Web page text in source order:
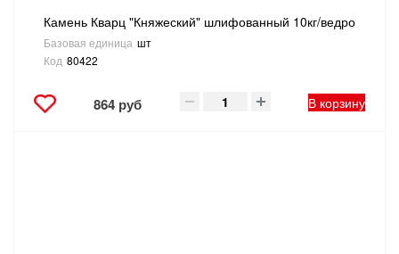
Камень Кварц "Княжеский" шлифованный 10кг/ведро
Базовая единица шт
Код 80422
864 руб В корзину